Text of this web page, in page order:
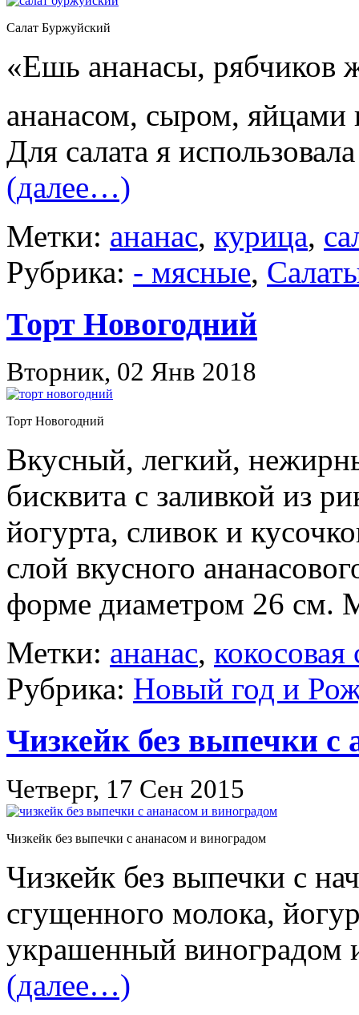
Салат Буржуйский
«Ешь ананасы, рябчиков
ананасом, сыром, яйцами
Для салата я
(далее…)
Метки: ананас, курица,
Рубрика: - мясные,
Торт Новогодний
Вторник, 02 Янв 2018
Торт Новогодний
Вкусный, легкий,
бисквита с заливкой из
йогурта, сливок и
слой вкусного
форме диаметром 26 см.
Метки: ананас, кокосовая
Рубрика: Новый год и
Чизкейк без выпечки с
Четверг, 17 Сен 2015
Чизкейк без выпечки с ананасом и виноградом
Чизкейк без выпечки с
сгущенного молока,
украшенный виноградом
(далее…)